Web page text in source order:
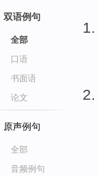
双语例句
全部
口语
书面语
论文
原声例句
全部
音频例句